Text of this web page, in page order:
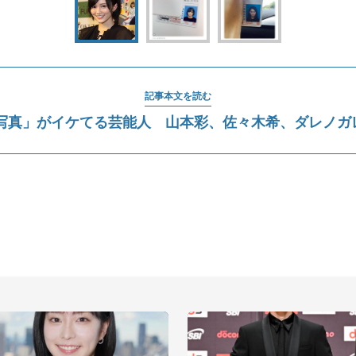
記事本文を読む
真」がイケてる芸能人 山本彩、佐々木希、ダレノガ